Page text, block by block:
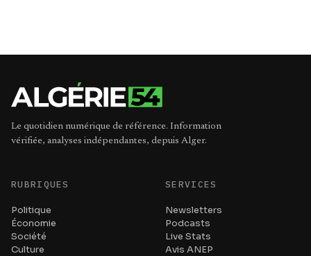
Le quotidien numérique de référence. Information
vérifiée, analyses indépendantes, depuis Alger.
RUBRIQUES
Politique
Économie
Société
Culture
SERVICES
Newsletters
Podcasts
Live Stats
Avis ANEP